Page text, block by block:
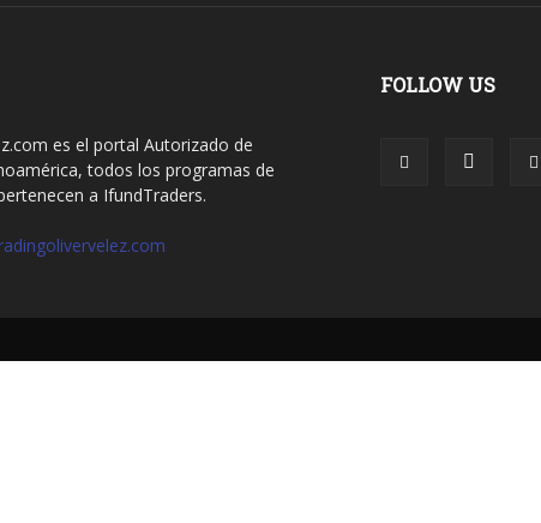
es el portal Autorizado de
todos los programas de
a IfundTraders.
FOLLOW US